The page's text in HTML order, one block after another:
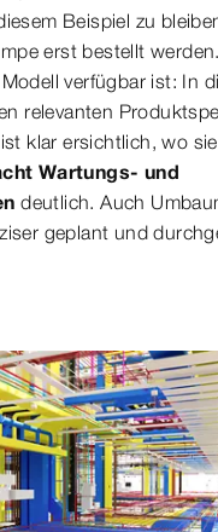
Beispiel zu
erst bestellt
verfügbar ist: In
relevanten
klar ersichtlich, wo
Wartungs- und
deutlich. Auch
geplant und